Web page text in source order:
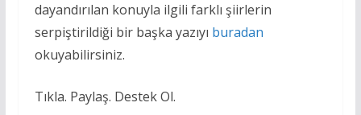
dayandırılan konuyla ilgili farklı şiirlerin
serpiştirildiği bir başka yazıyı buradan
okuyabilirsiniz.
Tıkla. Paylaş. Destek Ol.